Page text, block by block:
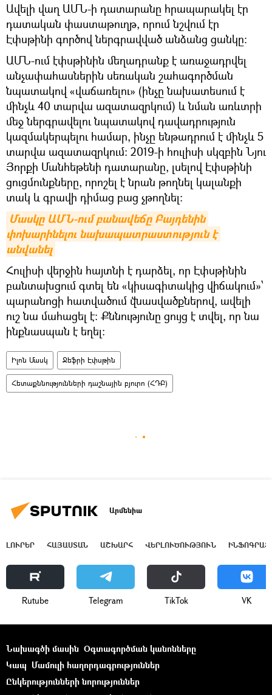
Ավելի վաղ ԱՄՆ-ի դատարանը հրապարակել էր
դատական փաստաթուղթ, որում նշվում էր
Էփսթինի գործով ներգրավված անձանց ցանկը:
ԱՄՆ-ում էփսթինին մեղադրանք է առաջադրվել
անչափահասներին սեռական շահագործման
նպատակով «վաճառելու» (ինչը նախատեսում է
մինչև 40 տարվա ազատազրկում) և նման առևտրի
մեջ ներգրավելու նպատակով դավադրություն
կազմակերպելու համար, ինչը ենթադրում է մինչև 5
տարվա ազատազրկում: 2019-ի հուլիսի սկզբին Նյու
Յորքի Մանհեթենի դատարանը, լսելով Էփսթինի
ցուցմունքները, որոշել է նրան թողնել կալանքի
տակ և գրավի դիմաց բաց չթողնել։
Մասկը ԱՄՆ-ում բանավեճը Բայդենին
փոխարինելու նախապատրաստություն է
անվանել
Հուլիսի վերջին հայտնի է դարձել, որ Էփսթինին
բանտախցում գտել են «կիսագիտակից վիճակում»՝
պարանոցի հատվածում վնասվածքներով, ավելի
ուշ նա մահացել է։ Քննությունը ցույց է տվել, որ նա
ինքնասպան է եղել։
Իլոն Մասկ Ջեֆրի Էփսթին
Հետաքննությունների դաշնային բյուրո (ՀԴԲ)
Արմենիա
ԼՈՒՐԵՐ ՀԱՅԱՍՏԱՆ ԱՇԽԱՐՀ ՎԵՐԼՈՒԾՈՒԹՅՈՒՆ
Rutube Telegram ТikТоk VK
Նախագծի մասին Օգտագործման կանոնները
Կապ Մամուլի հաղորդագրություններ
Ընկերությունների նորություններ